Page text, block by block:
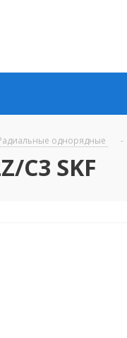
однорядные -
C3 SKF